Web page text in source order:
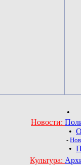
•
Новости:
•
-
•
Культура: